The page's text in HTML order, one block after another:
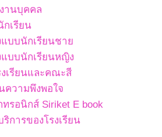
านบุคคล
กเรียน
แบบนักเรียนชาย
แบบนักเรียนหญิง
งเรียนและคณะสี
ความพึงพอใจ
ทรอนิกส์ Siriket E book
การของโรงเรียน